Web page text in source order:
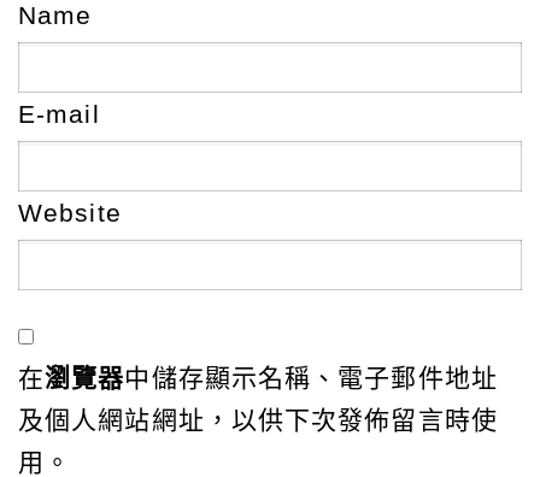
Name
E-mail
Website
在瀏覽器中儲存顯示名稱、電子郵件地址
及個人網站網址，以供下次發佈留言時使
用。